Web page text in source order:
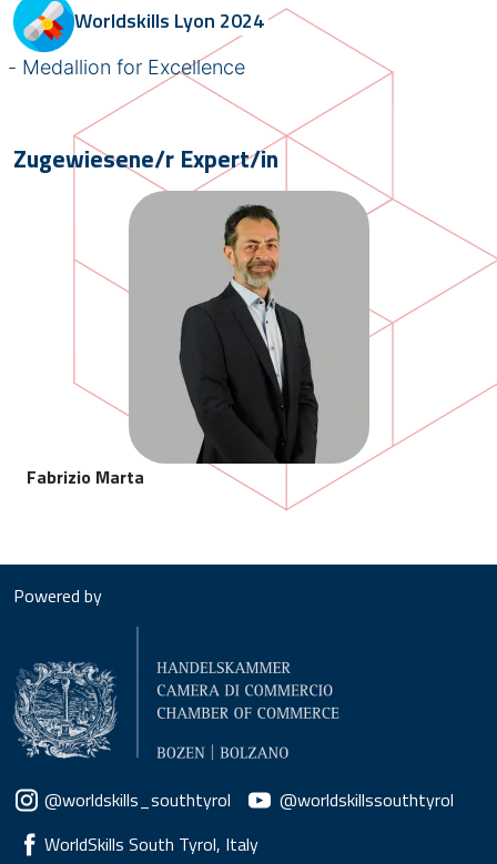
Worldskills Lyon 2024
Medallion for Excellence
Zugewiesene/r Expert/in
Fabrizio Marta
Powered by
Social menu
@worldskills_southtyrol
@worldskillssouthtyrol
WorldSkills South Tyrol, Italy